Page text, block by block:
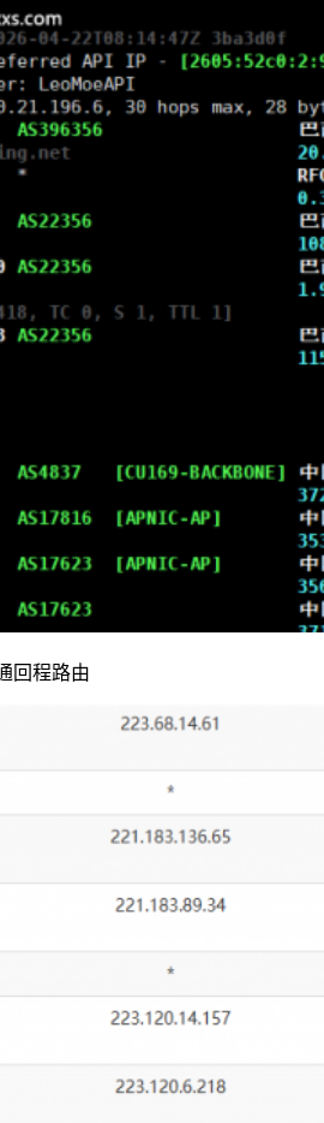
回程路由